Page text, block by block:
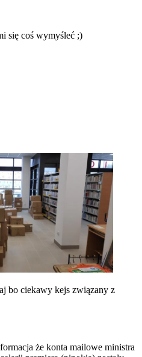
się coś wymyśleć ;)
bo ciekawy kejs związany z
że konta mailowe ministra